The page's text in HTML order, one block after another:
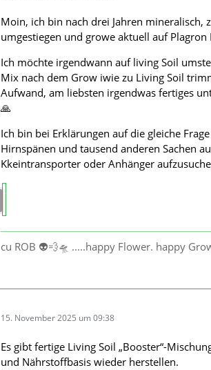
Moin, ich bin nach drei Jahren mineralisch,
umgestiegen und growe aktuell auf
Ich möchte irgendwann auf living Soil
Mix nach dem Grow iwie zu Living Soil
Aufwand, am liebsten irgendwas fertiges
🙏
Ich bin bei Erklärungen auf die gleiche
Hirnspänen und tausend anderen Sachen
Kkeintransporter oder Anhänger
cu ROB 👽💨🛸 .....happy Flower. happy
15. November 2025 um 09:38
Es gibt fertige Living Soil „Booster“-
und Nährstoffbasis wieder herstellen.